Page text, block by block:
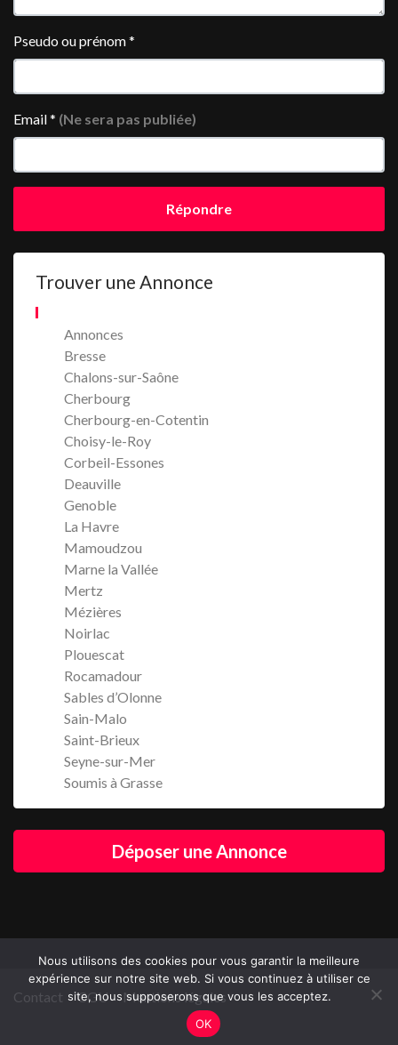
Pseudo ou prénom*
Email* (Ne sera pas publiée)
Répondre
Trouver une Annonce
Annonces
Bresse
Chalons-sur-Saône
Cherbourg
Cherbourg-en-Cotentin
Choisy-le-Roy
Corbeil-Essones
Deauville
Genoble
La Havre
Mamoudzou
Marne la Vallée
Mertz
Mézières
Noirlac
Plouescat
Rocamadour
Sables d’Olonne
Sain-Malo
Saint-Brieux
Seyne-sur-Mer
Soumis à Grasse
Déposer une Annonce
Contact CGU Mentions légales
Nous utilisons des cookies pour vous garantir la meilleure
expérience sur notre site web. Si vous continuez à utiliser ce
site, nous supposerons que vous les acceptez.
OK